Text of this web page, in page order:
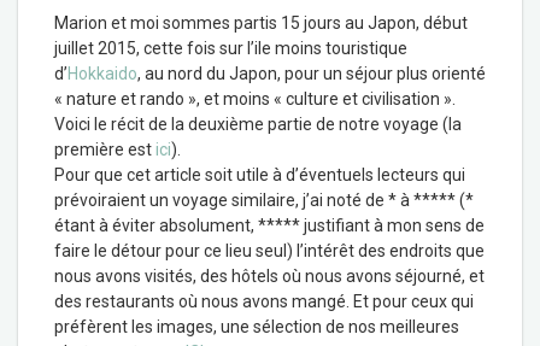
Marion et moi sommes partis 15 jours au Japon, début
juillet 2015, cette fois sur l’ile moins touristique
d’Hokkaido, au nord du Japon, pour un séjour plus orienté
« nature et rando », et moins « culture et civilisation ».
Voici le récit de la deuxième partie de notre voyage (la
première estici).
Pour que cet article soit utile à d’éventuels lecteurs qui
prévoiraient un voyage similaire, j’ai noté de * à ***** (*
étant à éviter absolument, ***** justifiant à mon sens de
faire le détour pour ce lieu seul) l’intérêt des endroits que
nous avons visités, des hôtels où nous avons séjourné, et
des restaurants où nous avons mangé. Et pour ceux qui
préfèrent les images, une sélection de nos meilleures